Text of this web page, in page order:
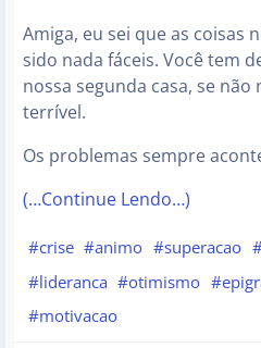
Amiga, eu sei que as coisas
sido nada fáceis. Você tem
nossa segunda casa, se
terrível.
Os problemas sempre
(…Continue Lendo…)
#crise #animo #superacao
#lideranca #otimismo
#motivacao